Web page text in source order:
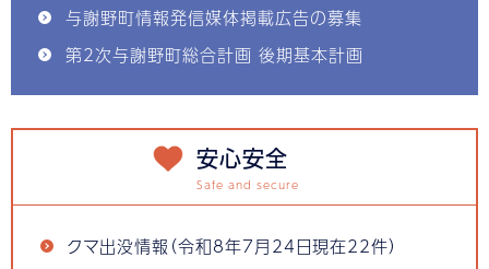
与謝野町情報発信媒体掲載広告の募集
第2次与謝野町総合計画 後期基本計画
安心安全
クマ出没情報（令和8年7月24日現在22件）